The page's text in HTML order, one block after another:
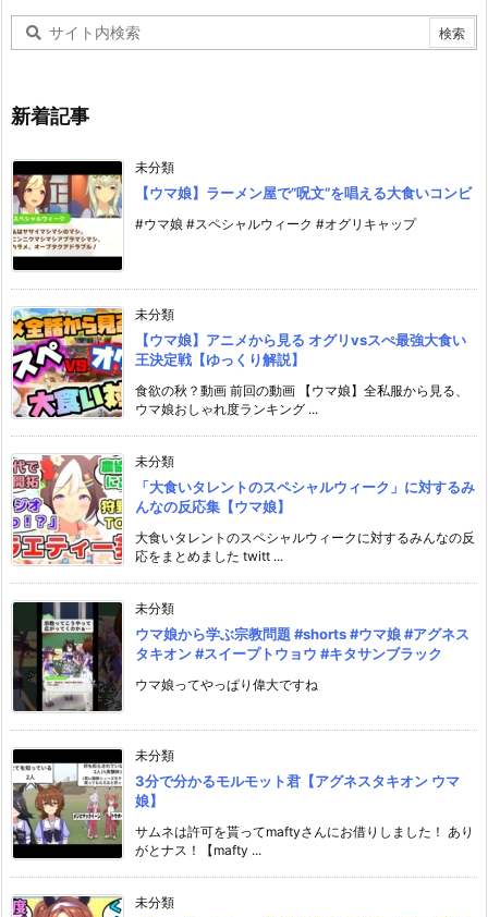
新着記事
未分類
【ウマ娘】ラーメン屋で”呪文”を唱える大食いコンビ
#ウマ娘 #スペシャルウィーク #オグリキャップ
未分類
【ウマ娘】アニメから見る オグリvsスぺ最強大食い
王決定戦【ゆっくり解説】
食欲の秋？動画 前回の動画 【ウマ娘】全私服から見る、
ウマ娘おしゃれ度ランキング ...
未分類
「大食いタレントのスペシャルウィーク」に対するみ
んなの反応集【ウマ娘】
大食いタレントのスペシャルウィークに対するみんなの反
応をまとめました twitt ...
未分類
ウマ娘から学ぶ宗教問題 #shorts #ウマ娘 #アグネス
タキオン #スイープトウョウ #キタサンブラック
ウマ娘ってやっぱり偉大ですね
未分類
3分で分かるモルモット君【アグネスタキオン ウマ
娘】
サムネは許可を貰ってmaftyさんにお借りしました！ あり
がとナス！【mafty ...
未分類